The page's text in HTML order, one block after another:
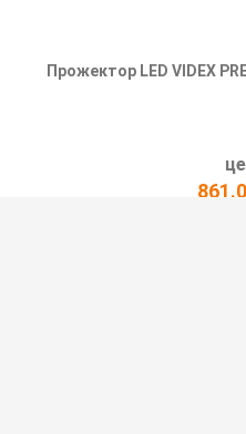
Прожектор LED VIDEX